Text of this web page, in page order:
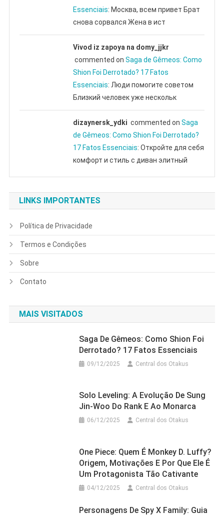
Essenciais: Москва, всем привет Брат
снова сорвался Жена в ист
Vivod iz zapoya na domy_jjkr
commented onSaga de Gêmeos: Como
Shion Foi Derrotado? 17 Fatos
Essenciais: Люди помогите советом
Близкий человек уже нескольк
dizaynersk_ydki commented onSaga
de Gêmeos: Como Shion Foi Derrotado?
17 Fatos Essenciais: Откройте для себя
комфорт и стиль с диван элитный
LINKS IMPORTANTES
Política de Privacidade
Termos e Condições
Sobre
Contato
MAIS VISITADOS
Saga De Gêmeos: Como Shion Foi
Derrotado? 17 Fatos Essenciais
09/12/2025 Central dos Otakus
Solo Leveling: A Evolução De Sung
Jin-Woo Do Rank E Ao Monarca
06/12/2025 Central dos Otakus
One Piece: Quem É Monkey D. Luffy?
Origem, Motivações E Por Que Ele É
Um Protagonista Tão Cativante
04/12/2025 Central dos Otakus
Personagens De Spy X Family: Guia